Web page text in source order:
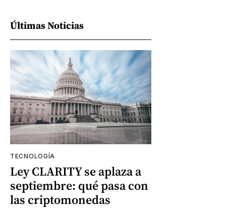
Últimas Noticias
TECNOLOGÍA
Ley CLARITY se aplaza a
septiembre: qué pasa con
las criptomonedas